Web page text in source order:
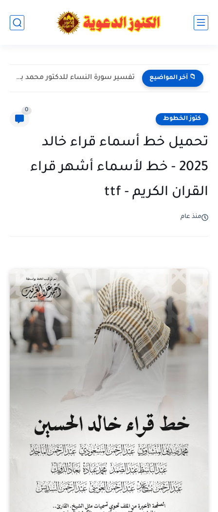
📁 آخر المواضيع تفسير سورة النساء للدكتور محمد بن عبد العزيز الخضيري حفظه...
كتوز الخطوط
0
تحميل خط أسماء قراء خالد
2025 - خط لأسماء أشهر قراء
القران الكريم - ttf
منذ عام